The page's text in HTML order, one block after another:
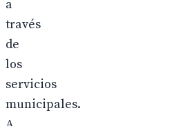
a
través
de
los
servicios
municipales.